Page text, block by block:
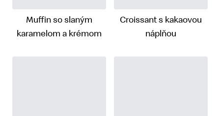
Muffin so slaným
karamelom a krémom
Croissant s kakaovou
náplňou